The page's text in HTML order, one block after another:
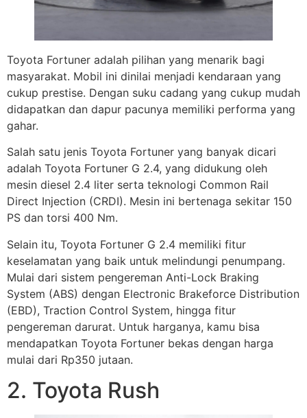
Toyota Fortuner adalah pilihan yang menarik bagi
masyarakat. Mobil ini dinilai menjadi kendaraan yang
cukup prestise. Dengan suku cadang yang cukup mudah
didapatkan dan dapur pacunya memiliki performa yang
gahar.
Salah satu jenis Toyota Fortuner yang banyak dicari
adalah Toyota Fortuner G 2.4, yang didukung oleh
mesin diesel 2.4 liter serta teknologi Common Rail
Direct Injection (CRDI). Mesin ini bertenaga sekitar 150
PS dan torsi 400 Nm.
Selain itu, Toyota Fortuner G 2.4 memiliki fitur
keselamatan yang baik untuk melindungi penumpang.
Mulai dari sistem pengereman Anti-Lock Braking
System (ABS) dengan Electronic Brakeforce Distribution
(EBD), Traction Control System, hingga fitur
pengereman darurat. Untuk harganya, kamu bisa
mendapatkan Toyota Fortuner bekas dengan harga
mulai dari Rp350 jutaan.
2. Toyota Rush